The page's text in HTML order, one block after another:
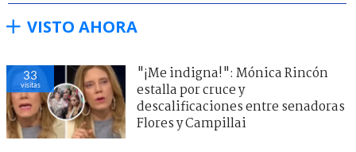
VISTO AHORA
33
visitas
"¡Me indigna!": Mónica Rincón
estalla por cruce y
descalificaciones entre senadoras
Flores y Campillai